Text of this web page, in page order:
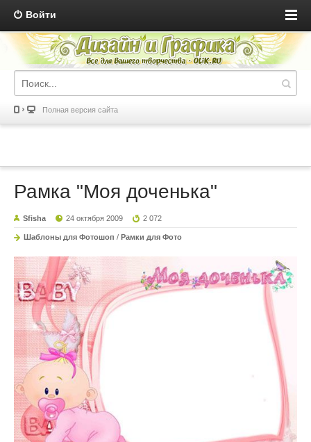
Войти
Полная версия сайта
Рамка "Моя доченька"
Sfisha 24 октября 2009 2 072
Шаблоны для Фотошоп / Рамки для Фото